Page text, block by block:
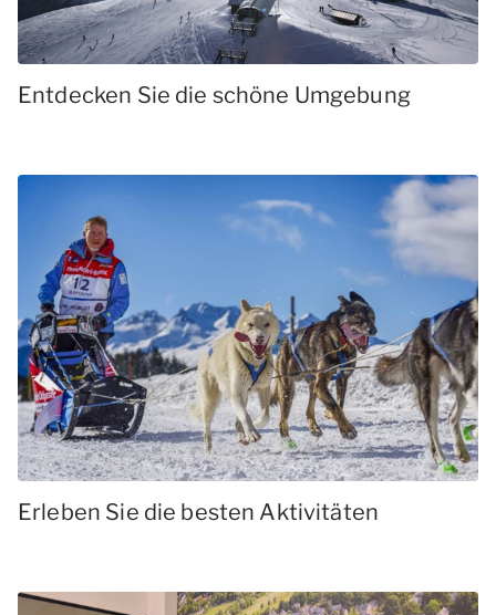
Entdecken Sie die schöne Umgebung
Erleben Sie die besten Aktivitäten